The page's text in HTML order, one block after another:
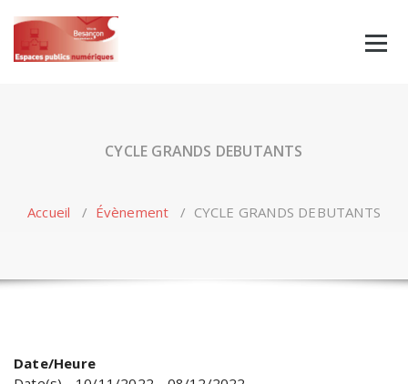
content
CYCLE GRANDS DEBUTANTS
Accueil / Évènement / CYCLE GRANDS DEBUTANTS
Date/Heure